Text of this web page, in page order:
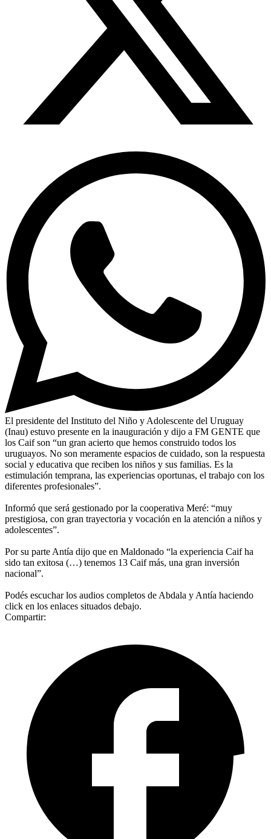
El presidente del Instituto del Niño y Adolescente del Uruguay
(Inau) estuvo presente en la inauguración y dijo a FM GENTE que
los Caif son “un gran acierto que hemos construido todos los
uruguayos. No son meramente espacios de cuidado, son la respuesta
social y educativa que reciben los niños y sus familias. Es la
estimulación temprana, las experiencias oportunas, el trabajo con los
diferentes profesionales”.
Informó que será gestionado por la cooperativa Meré: “muy
prestigiosa, con gran trayectoria y vocación en la atención a niños y
adolescentes”.
Por su parte Antía dijo que en Maldonado “la experiencia Caif ha
sido tan exitosa (…) tenemos 13 Caif más, una gran inversión
nacional”.
Podés escuchar los audios completos de Abdala y Antía haciendo
click en los enlaces situados debajo.
Compartir: